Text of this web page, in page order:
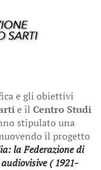
e gli obiettivi
e il Centro Studi
stipulato una
il progetto
la Federazione di
( 1921-